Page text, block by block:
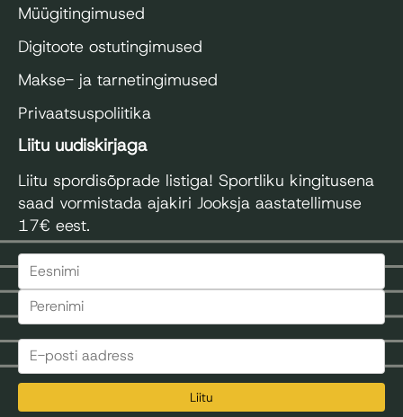
Müügitingimused
Digitoote ostutingimused
Makse- ja tarnetingimused
Privaatsuspoliitika
Liitu uudiskirjaga
Liitu spordisõprade listiga! Sportliku kingitusena
saad vormistada ajakiri Jooksja aastatellimuse
17€ eest.
Liitu